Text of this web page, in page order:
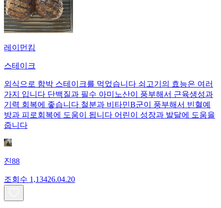
레이먼킴
스테이크
외식으로 함박 스테이크를 먹었습니다 쇠고기의 효능은 여러
가지 입니다 단백질과 필수 아미노산이 풍부해서 근육생성과
기력 회복에 좋습니다 철분과 비타민B군이 풍부해서 빈혈예
방과 피로회복에 도움이 됩니다 어린이 성장과 발달에 도움을
줍니다
진88
조회수 1,13426.04.20